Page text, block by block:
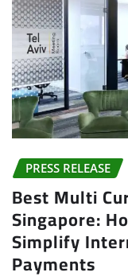
PRESS RELEASE
Best Multi
Singapore:
Simplify
Payments